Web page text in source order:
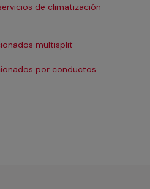
de climatización
multisplit
por conductos